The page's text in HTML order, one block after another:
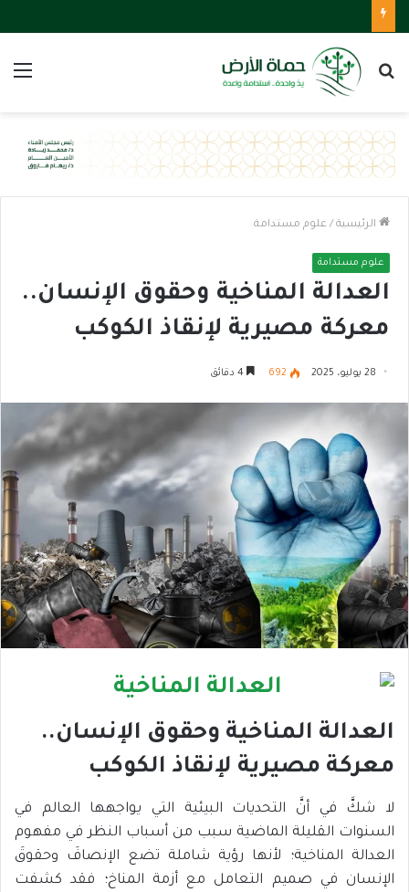
بحث
الرئيسية / علوم مستدامة
علوم مستدامة
العدالة المناخية وحقوق الإنسان..
معركة مصيرية لإنقاذ الكوكب
28 يوليو، 2025 692
العدالة المناخية وحقوق الإنسان..
معركة مصيرية لإنقاذ الكوكب
لا شكَّ في أنَّ التحديات البيئية التي يواجهها العالم في
السنوات القليلة الماضية سبب من أسباب النظر في مفهوم
العدالة المناخية؛ لأنها رؤية شاملة تضع الإنصافَ وحقوقَ
الإنسان في صميم التعامل مع أزمة المناخ؛ فقد كشفت